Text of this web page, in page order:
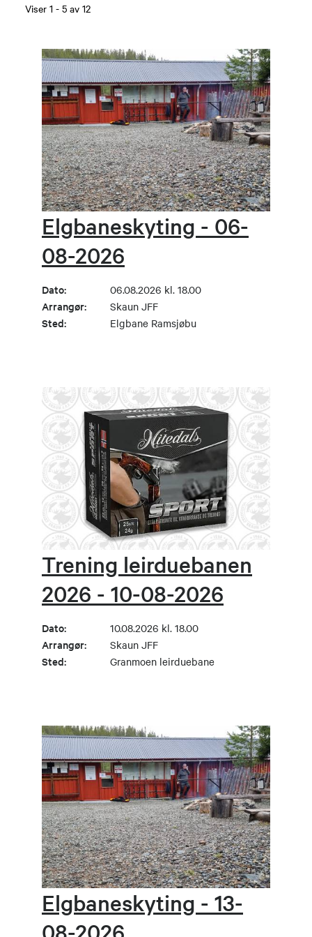
Viser 1 - 5 av 12
Elgbaneskyting - 06-
08-2026
Dato: 06.08.2026 kl. 18.00
Arrangør: Skaun JFF
Sted: Elgbane Ramsjøbu
Trening leirduebanen
2026 - 10-08-2026
Dato: 10.08.2026 kl. 18.00
Arrangør: Skaun JFF
Sted: Granmoen leirduebane
Elgbaneskyting - 13-